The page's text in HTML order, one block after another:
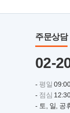
주문상담
02-
- 평일
- 점심
- 토, 일, 공